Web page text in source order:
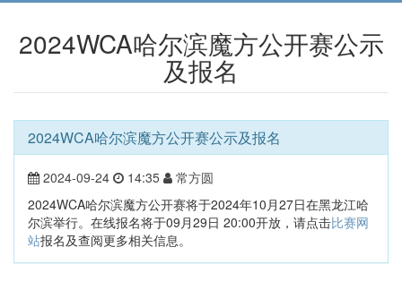
2024WCA哈尔滨魔方公开赛公示
及报名
2024WCA哈尔滨魔方公开赛公示及报名
2024-09-24 14:35
常方圆
2024WCA哈尔滨魔方公开赛将于2024年10月27日在黑龙江哈
尔滨举行。在线报名将于09月29日 20:00开放，请点击比赛网
站报名及查阅更多相关信息。